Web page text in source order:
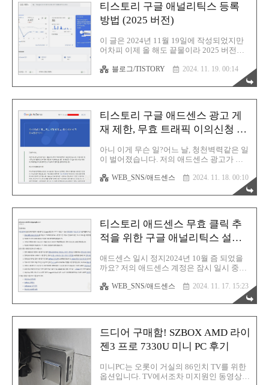
번 도전을 해봤습니다. 크리에이티브 마켓은
해외 플랫폼으로서 가입 후 상점을 개설할
때 포트폴리오가 필요합니다. 포트폴리오는
양식이 딱히 정해져있지는 않고 그냥 본인의
작품들이 담겨있는 PDF 파일이라던지, 활동
중인 SNS 또는 사이트가 있으면 됩니다. 이
런걸 그리는, 혹은 이런 작품 활동을 하는 사
람이라는게 증명만 되면 됩니다. 포트폴리오
준비저는 PDF 방식으..
티스토리 구글 애널리틱스 등록
방법 (2025 버전)
이 글은 2024년 11월 19일에 작성되었지만
어차피 이제 올 해도 끝물이라 2025 버전으
리틱스에 등록할 이유는 사실 진작에 사라졌
지만 그래도 꽤 많은 분들께서 티스토리를
구글 애널리틱스에 등록하고 싶어하시니 가
이드 글을 하나 작성해 드리도록 하겠습니
b Redirecting... analytics.google.com당연히
먼저 해야 할 일은 구글 애널리틱스 가입입
니다. 구글 아이디가 있다면 누구든지 무료
로 가입 가능합니다. 이제 애널리틱스 계정
을 생성해 봅시다. 먼저 계정 세부정보란에
본인이 알아볼 수 있는 계정 이름을 입력합
니다. 저는 그냥 친절한효자손 이라고 정했
습니다. 나머..
블로그/TISTORY 2024. 11. 19. 00:14
티스토리 구글 애드센스 광고 게
재 제한, 무효 트래픽 이의신청 그
아니 이게 무슨 일?어느 날, 청천벽력같은 일
이 벌어졌습니다. 저의 애드센스 광고가 게
락이라는 이야기가 괜히 나온 속담이 아니에
요. 딱 저를 두고 하는 말이었습니다. 당연히
제 광고를 스스로 클릭한적이 없어요. 실수
로 한 번 정도는 애드센스팀에서도 너그럽게
죠. 근데 이건 진짜 어떤 누군가가 악의적으
로 클릭을 한 것입니다. 저를 엿맥이기 위해
서 그런건지, 자신들의 프로그램을 사용할
대상이 하필 저였는지는 알 수 없지만 어쨌
든 분명한건 저는 피해자라는 이 현실입니
다. 게시자님의 애드센스 계정에 광고 제재
제한이 적용되었다니... 이 조치가 취해진 이
유는 광고 수익을 올리기 위해 잠재적인 무
효 트래픽을 사용하고 있다는 사실이..
WEB_SNS/애드센스 2024. 11. 18. 00:10
티스토리 애드센스 무효 클릭 추
적을 위한 구글 애널리틱스 설정
애드센스 일시 정지2024년 10월 즘 되었을
까요? 저의 애드센스 계정은 잠시 일시 중단
는데 당연히 주인인 제가 그랬을리는 없지
않겠습니까? 그렇다면 이건 외부의 악의적
인 공격에 의해 발생한 사례라고 보여집니
다. 따라서 이 방법을 그나마 임시로 해결할
전에서의 구글 애널리틱스는 이 설정이 현재
막힌 상태입니다. 다행히 애드센스 광고 정
지는 약 20일 정도 진행되었으며 이후에는
풀려서 현재 광고 송출은 정상적인 상태입니
다. GA4 애널리틱스구 버전 애널리틱스에서
는 무효 트래픽을 추적할 수단이 존재했었습
WEB_SNS/애드센스 2024. 11. 17. 15:23
드디어 구매함! SZBOX AMD 라이
젠3 프로 7330U 미니 PC 후기
미니PC는 오롯이 거실의 86인치 TV를 위한
옵션입니다. TV에서조차 미지원인 동영상